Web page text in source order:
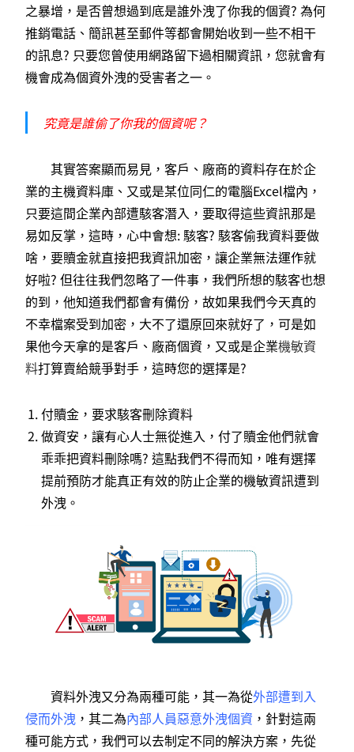
之暴增，是否曾想過到底是誰外洩了你我的個資? 為何
推銷電話、簡訊甚至郵件等都會開始收到一些不相干
的訊息? 只要您曾使用網路留下過相關資訊，您就會有
機會成為個資外洩的受害者之一。
究竟是誰偷了你我的個資呢？
其實答案顯而易見，客戶、廠商的資料存在於企
業的主機資料庫、又或是某位同仁的電腦Excel檔內，
只要這間企業內部遭駭客潛入，要取得這些資訊那是
易如反掌，這時，心中會想: 駭客? 駭客偷我資料要做
啥，要贖金就直接把我資訊加密，讓企業無法運作就
好啦? 但往往我們忽略了一件事，我們所想的駭客也想
的到，他知道我們都會有備份，故如果我們今天真的
不幸檔案受到加密，大不了還原回來就好了，可是如
果他今天拿的是客戶、廠商個資，又或是企業機敏資
料打算賣給競爭對手，這時您的選擇是?
付贖金，要求駭客刪除資料
做資安，讓有心人士無從進入，付了贖金他們就會
乖乖把資料刪除嗎? 這點我們不得而知，唯有選擇
提前預防才能真正有效的防止企業的機敏資訊遭到
外洩。
資料外洩又分為兩種可能，其一為從外部遭到入
侵而外洩 ，其二為內部人員惡意外洩個資 ，針對這兩
種可能方式，我們可以去制定不同的解決方案，先從